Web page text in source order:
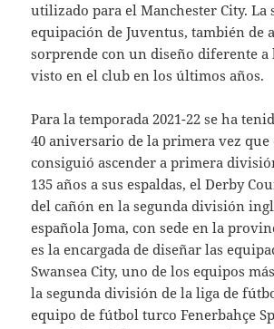
utilizado para el Manchester City. La
equipación de Juventus, también de
sorprende con un diseño diferente a
visto en el club en los últimos años.
Para la temporada 2021-22 se ha
40 aniversario de la primera vez que
consiguió ascender a primera
135 años a sus espaldas, el Derby
del cañón en la segunda división
española Joma, con sede en la
es la encargada de diseñar las
Swansea City, uno de los equipos
la segunda división de la liga de
equipo de fútbol turco Fenerbahçe